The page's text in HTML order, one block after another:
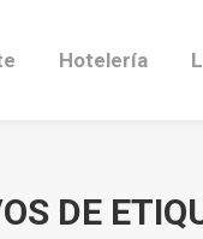
Hotelería
DE